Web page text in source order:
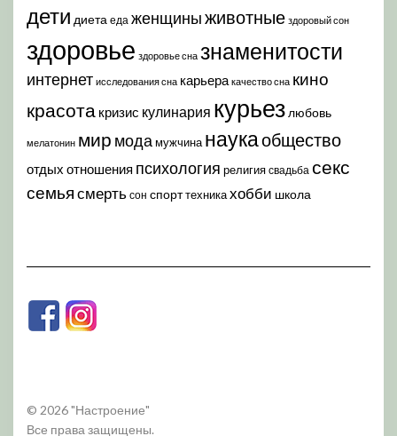
дети диета еда женщиныживотные здоровый сон
здоровье здоровье сна знаменитости
интернет исследования сна карьера качество сна кино
красота кризис кулинария курьез любовь
мелатонин мир модамужчина наукаобщество
отдых отношения психология религия свадьба секс
семья смерть сон спорттехникахобби школа
© 2026 "Настроение"
Все права защищены.